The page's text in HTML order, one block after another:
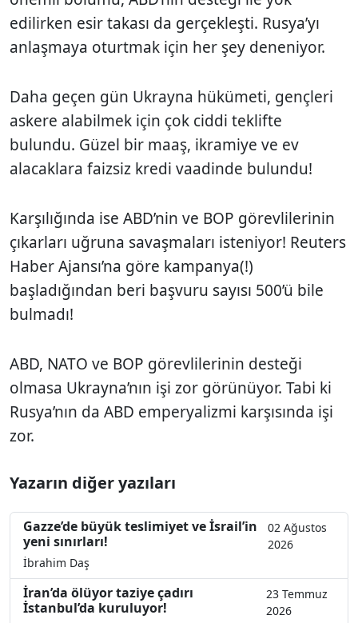
edilirken esir takası da gerçekleşti. Rusya’yı
anlaşmaya oturtmak için her şey deneniyor.
Daha geçen gün Ukrayna hükümeti, gençleri
askere alabilmek için çok ciddi teklifte
bulundu. Güzel bir maaş, ikramiye ve ev
alacaklara faizsiz kredi vaadinde bulundu!
Karşılığında ise ABD’nin ve BOP görevlilerinin
çıkarları uğruna savaşmaları isteniyor! Reuters
Haber Ajansı’na göre kampanya(!)
başladığından beri başvuru sayısı 500’ü bile
bulmadı!
ABD, NATO ve BOP görevlilerinin desteği
olmasa Ukrayna’nın işi zor görünüyor. Tabi ki
Rusya’nın da ABD emperyalizmi karşısında işi
zor.
Yazarın diğer yazıları
Gazze’de büyük teslimiyet ve İsrail’in
yeni sınırları!
02 Ağustos
2026
İbrahim Daş
İran’da ölüyor taziye çadırı
İstanbul’da kuruluyor!
23 Temmuz
2026